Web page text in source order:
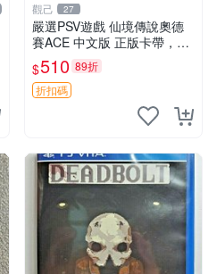
觀己 27
嚴選PSV遊戲 仙境傳說奧德
賽ACE 中文版 正版卡帶，讀
盤順暢 盤面乾淨 合適收藏或
自用 PSV 主機 游戲卡帶 仙境
傳說
$510 89折
折扣碼